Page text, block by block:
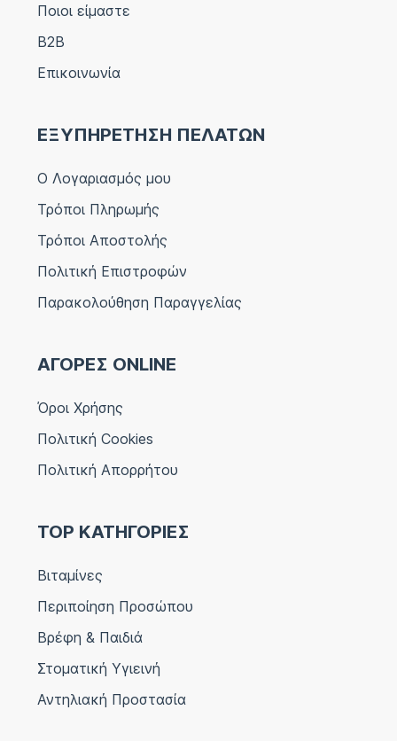
Ποιοι είμαστε
B2B
Επικοινωνία
ΕΞΥΠΗΡΕΤΗΣΗ ΠΕΛΑΤΩΝ
Ο Λογαριασμός μου
Τρόποι Πληρωμής
Τρόποι Αποστολής
Πολιτική Επιστροφών
Παρακολούθηση Παραγγελίας
ΑΓΟΡΕΣ ONLINE
Όροι Χρήσης
Πολιτική Cookies
Πολιτική Απορρήτου
TOP ΚΑΤΗΓΟΡΙΕΣ
Βιταμίνες
Περιποίηση Προσώπου
Βρέφη & Παιδιά
Στοματική Υγιεινή
Αντηλιακή Προστασία